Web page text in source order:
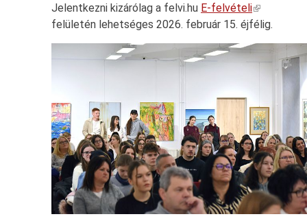
Jelentkezni kizárólag a felvi.hu E-felvételi
felületén lehetséges 2026. február 15. éjfélig.